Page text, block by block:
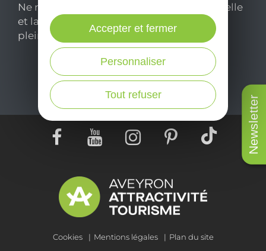
Newsletter
Ne manquez pas notre newsletter mensuelle
et laissez-vous inspirer pour profiter
pleinement de votre séjour en Aveyron.
Je m'abonne ici
Cookies Mentions légales Plan du site
Tout refuser
Personnaliser
Accepter et fermer